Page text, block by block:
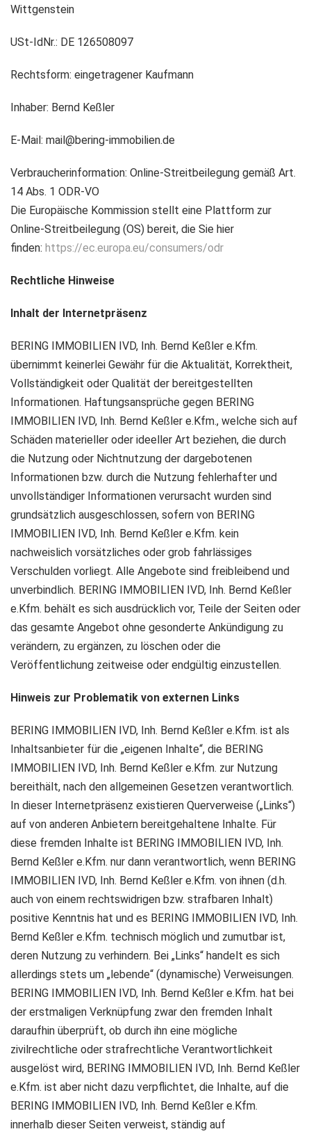
Wittgenstein
USt-IdNr.: DE 126508097
Rechtsform: eingetragener Kaufmann
Inhaber: Bernd Keßler
E-Mail: mail@bering-immobilien.de
Verbraucherinformation: Online-Streitbeilegung gemäß Art.
14 Abs. 1 ODR-VO
Die Europäische Kommission stellt eine Plattform zur
Online-Streitbeilegung (OS) bereit, die Sie hier
finden: https://ec.europa.eu/consumers/odr
Rechtliche Hinweise
Inhalt der Internetpräsenz
BERING IMMOBILIEN IVD, Inh. Bernd Keßler e.Kfm.
übernimmt keinerlei Gewähr für die Aktualität, Korrektheit,
Vollständigkeit oder Qualität der bereitgestellten
Informationen. Haftungsansprüche gegen BERING
IMMOBILIEN IVD, Inh. Bernd Keßler e.Kfm., welche sich auf
Schäden materieller oder ideeller Art beziehen, die durch
die Nutzung oder Nichtnutzung der dargebotenen
Informationen bzw. durch die Nutzung fehlerhafter und
unvollständiger Informationen verursacht wurden sind
grundsätzlich ausgeschlossen, sofern von BERING
IMMOBILIEN IVD, Inh. Bernd Keßler e.Kfm. kein
nachweislich vorsätzliches oder grob fahrlässiges
Verschulden vorliegt. Alle Angebote sind freibleibend und
unverbindlich. BERING IMMOBILIEN IVD, Inh. Bernd Keßler
e.Kfm. behält es sich ausdrücklich vor, Teile der Seiten oder
das gesamte Angebot ohne gesonderte Ankündigung zu
verändern, zu ergänzen, zu löschen oder die
Veröffentlichung zeitweise oder endgültig einzustellen.
Hinweis zur Problematik von externen Links
BERING IMMOBILIEN IVD, Inh. Bernd Keßler e.Kfm. ist als
Inhaltsanbieter für die „eigenen Inhalte“, die BERING
IMMOBILIEN IVD, Inh. Bernd Keßler e.Kfm. zur Nutzung
bereithält, nach den allgemeinen Gesetzen verantwortlich.
In dieser Internetpräsenz existieren Querverweise („Links“)
auf von anderen Anbietern bereitgehaltene Inhalte. Für
diese fremden Inhalte ist BERING IMMOBILIEN IVD, Inh.
Bernd Keßler e.Kfm. nur dann verantwortlich, wenn BERING
IMMOBILIEN IVD, Inh. Bernd Keßler e.Kfm. von ihnen (d.h.
auch von einem rechtswidrigen bzw. strafbaren Inhalt)
positive Kenntnis hat und es BERING IMMOBILIEN IVD, Inh.
Bernd Keßler e.Kfm. technisch möglich und zumutbar ist,
deren Nutzung zu verhindern. Bei „Links“ handelt es sich
allerdings stets um „lebende“ (dynamische) Verweisungen.
BERING IMMOBILIEN IVD, Inh. Bernd Keßler e.Kfm. hat bei
der erstmaligen Verknüpfung zwar den fremden Inhalt
daraufhin überprüft, ob durch ihn eine mögliche
zivilrechtliche oder strafrechtliche Verantwortlichkeit
ausgelöst wird, BERING IMMOBILIEN IVD, Inh. Bernd Keßler
e.Kfm. ist aber nicht dazu verpflichtet, die Inhalte, auf die
BERING IMMOBILIEN IVD, Inh. Bernd Keßler e.Kfm.
innerhalb dieser Seiten verweist, ständig auf